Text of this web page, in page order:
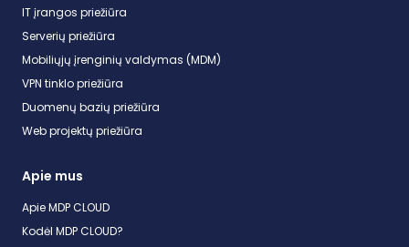
IT įrangos priežiūra
Serverių priežiūra
Mobiliųjų įrenginių valdymas (MDM)
VPN tinklo priežiūra
Duomenų bazių priežiūra
Web projektų priežiūra
Apie mus
Apie MDP CLOUD
Kodėl MDP CLOUD?